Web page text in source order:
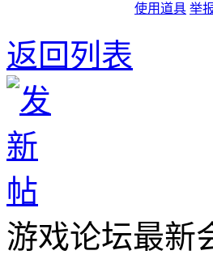
使用道具 举
返回列表
游戏论坛最新